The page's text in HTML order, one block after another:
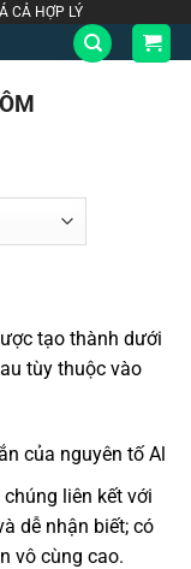
CẢ HỢP LÝ
tạo thành dưới
tùy thuộc vào
của nguyên tố Al
liên kết với
dễ nhận biết; có
vô cùng cao.